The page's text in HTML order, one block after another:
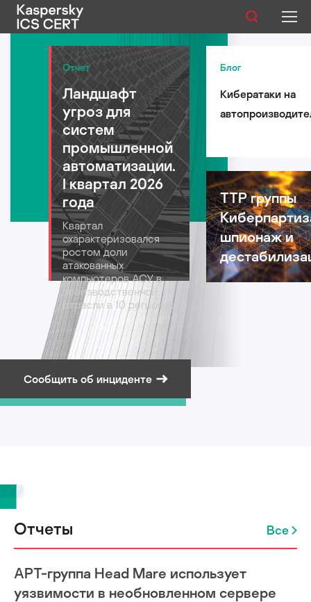
Публикации
Услуги
Уязвимости
Статистика
Русский
Отчет
Ландшафт
угроз для
систем
промышленной
автоматизации.
I квартал 2026
года
Квартал
охарактеризовался
ростом доли
атакованных
компьютеров АСУ в
производственной
отрасли в 10 регионах
Блог
Кибератаки на
компании: риски
автомобильной
индустрии в 2026
году
TTP группы
шпионаж и
Сообщить об инциденте
Подписаться на рассылку
Отчеты Все
APT-группа Head Mare использует
уязвимости в необновленном сервере